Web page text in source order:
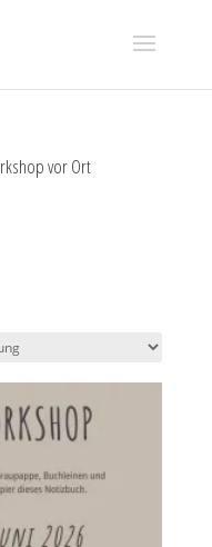
vor Ort